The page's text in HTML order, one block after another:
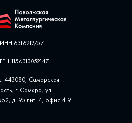
ИНН 6316212757
1156313052147
443080, Самарская
г. Самара, ул.
д. 95 лит. 4, офис ​419